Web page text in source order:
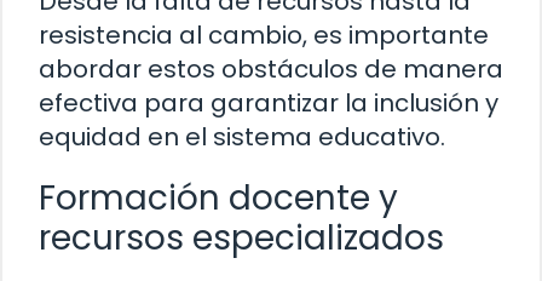
resistencia al cambio, es importante
abordar estos obstáculos de manera
efectiva para garantizar la inclusión y
equidad en el sistema educativo.
Formación docente y
recursos especializados